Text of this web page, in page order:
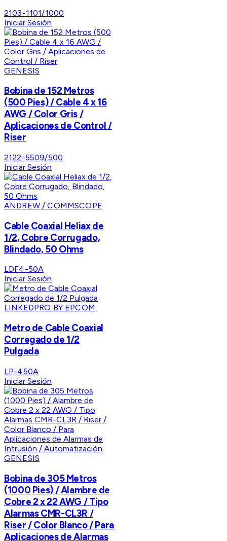
2103-1101/1000
Iniciar Sesión
GENESIS
Bobina de 152 Metros
(500 Pies) / Cable 4 x 16
AWG / Color Gris /
Aplicaciones de Control /
Riser
2122-5509/500
Iniciar Sesión
ANDREW / COMMSCOPE
Cable Coaxial Heliax de
1/2, Cobre Corrugado,
Blindado, 50 Ohms
LDF4-50A
Iniciar Sesión
LINKEDPRO BY EPCOM
Metro de Cable Coaxial
Corregado de 1/2
Pulgada
LP-450A
Iniciar Sesión
GENESIS
Bobina de 305 Metros
(1000 Pies) / Alambre de
Cobre 2 x 22 AWG / Tipo
Alarmas CMR-CL3R /
Riser / Color Blanco / Para
Aplicaciones de Alarmas